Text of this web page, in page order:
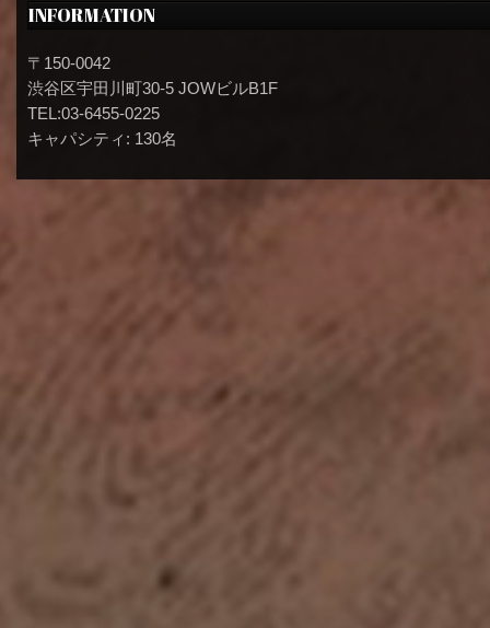
INFORMATION
〒150-0042
渋谷区宇田川町30-5 JOWビルB1F
TEL:03-6455-0225
キャパシティ: 130名